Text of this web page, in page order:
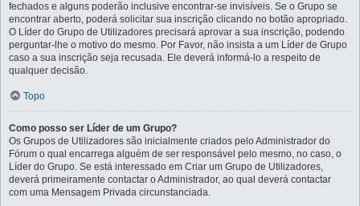
fechados e alguns poderão inclusive encontrar-se invisíveis. Se o Grupo se
encontrar aberto, poderá solicitar sua inscrição clicando no botão apropriado.
O Líder do Grupo de Utilizadores precisará aprovar a sua inscrição, podendo
perguntar-lhe o motivo do mesmo. Por Favor, não insista a um Líder de Grupo
caso a sua inscrição seja recusada. Ele deverá informá-lo a respeito de
qualquer decisão.
Topo
Como posso ser Líder de um Grupo?
Os Grupos de Utilizadores são inicialmente criados pelo Administrador do
Fórum o qual encarrega alguém de ser responsável pelo mesmo, no caso, o
Líder do Grupo. Se está interessado em Criar um Grupo de Utilizadores,
deverá primeiramente contactar o Administrador, ao qual deverá contactar
com uma Mensagem Privada circunstanciada.